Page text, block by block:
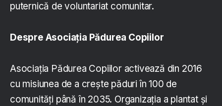
puternică de voluntariat comunitar.
Despre Asociația Pădurea Copiilor
Asociația Pădurea Copiilor activează din 2016
cu misiunea de a crește păduri în 100 de
comunități până în 2035. Organizația a plantat și